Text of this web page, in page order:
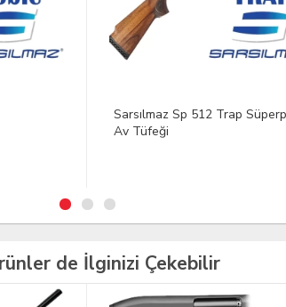
Sarsılmaz Sp 512 Trap
Dipçik Süperpoze Av Tüfeği
de İlginizi Çekebilir